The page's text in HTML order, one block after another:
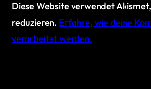
Diese Website verwendet
reduzieren. Erfahre, wie deine
verarbeitet werden.